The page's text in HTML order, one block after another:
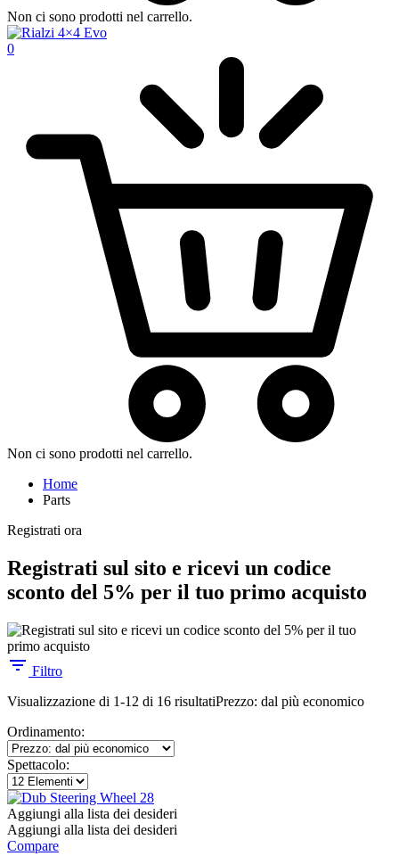
Non ci sono prodotti nel carrello.
0
Non ci sono prodotti nel carrello.
Home
Parts
Registrati ora
Registrati sul sito e ricevi un codice
sconto del 5% per il tuo primo acquisto
Filtro
Visualizzazione di 1-12 di 16 risultatiPrezzo: dal più economico
Ordinamento:
Spettacolo:
Aggiungi alla lista dei desideri
Aggiungi alla lista dei desideri
Compare